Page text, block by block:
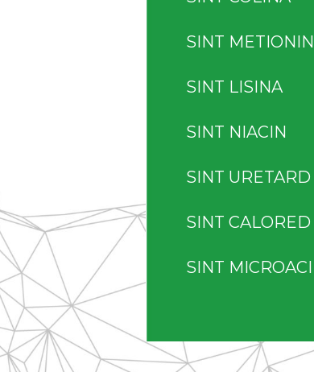
SINT
SINT LISINA
SINT NIACIN
SINT URETARD
SINT CALORED
SINT